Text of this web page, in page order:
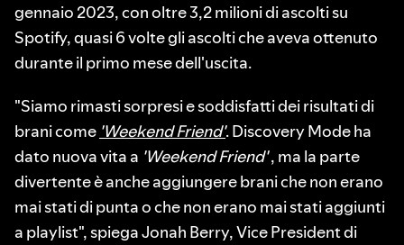
gennaio 2023, con oltre 3,2 milioni di ascolti su
Spotify, quasi 6 volte gli ascolti che aveva ottenuto
durante il primo mese dell'uscita.
"Siamo rimasti sorpresi e soddisfatti dei risultati di
brani come 'Weekend Friend'. Discovery Mode ha
dato nuova vita a 'Weekend Friend', ma la parte
divertente è anche aggiungere brani che non erano
mai stati di punta o che non erano mai stati aggiunti
a playlist", spiega Jonah Berry, Vice President di